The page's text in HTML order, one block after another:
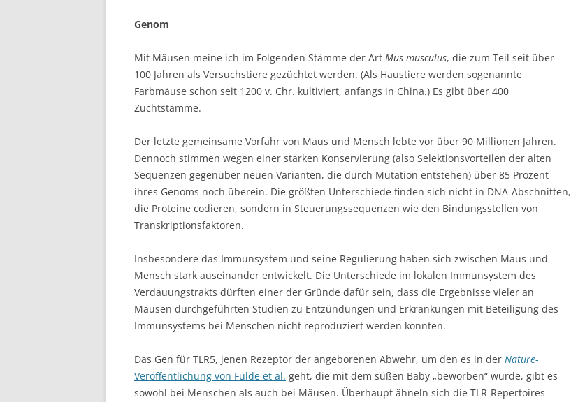
Genom
Mit Mäusen meine ich im Folgenden Stämme der Art Mus musculus, die zum Teil seit über
100 Jahren als Versuchstiere gezüchtet werden. (Als Haustiere werden sogenannte
Farbmäuse schon seit 1200 v. Chr. kultiviert, anfangs in China.) Es gibt über 400
Zuchtstämme.
Der letzte gemeinsame Vorfahr von Maus und Mensch lebte vor über 90 Millionen Jahren.
Dennoch stimmen wegen einer starken Konservierung (also Selektionsvorteilen der alten
Sequenzen gegenüber neuen Varianten, die durch Mutation entstehen) über 85 Prozent
ihres Genoms noch überein. Die größten Unterschiede finden sich nicht in DNA-Abschnitten,
die Proteine codieren, sondern in Steuerungssequenzen wie den Bindungsstellen von
Transkriptionsfaktoren.
Insbesondere das Immunsystem und seine Regulierung haben sich zwischen Maus und
Mensch stark auseinander entwickelt. Die Unterschiede im lokalen Immunsystem des
Verdauungstrakts dürften einer der Gründe dafür sein, dass die Ergebnisse vieler an
Mäusen durchgeführten Studien zu Entzündungen und Erkrankungen mit Beteiligung des
Immunsystems bei Menschen nicht reproduziert werden konnten.
Das Gen für TLR5, jenen Rezeptor der angeborenen Abwehr, um den es in der Nature-
Veröffentlichung von Fulde et al. geht, die mit dem süßen Baby „beworben“ wurde, gibt es
sowohl bei Menschen als auch bei Mäusen. Überhaupt ähneln sich die TLR-Repertoires